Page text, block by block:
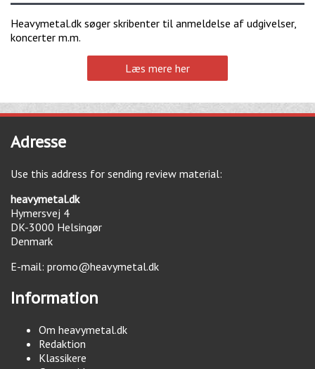
Heavymetal.dk søger skribenter til anmeldelse af udgivelser,
koncerter m.m.
Læs mere her
Adresse
Use this address for sending review material:
heavymetal.dk
Hymersvej 4
DK-3000 Helsingør
Denmark
E-mail: promo@heavymetal.dk
Information
Om heavymetal.dk
Redaktion
Klassikere